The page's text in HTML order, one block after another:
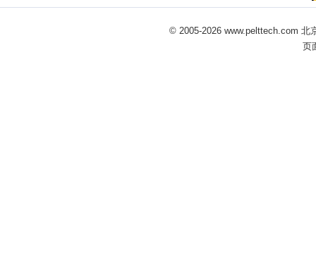
© 2005-2026 www.pelttech.com 北
页